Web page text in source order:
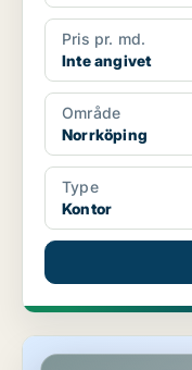
Pris pr. md.
Inte angivet
Område
Norrköping
Type
Kontor
Kontor i Norrköping